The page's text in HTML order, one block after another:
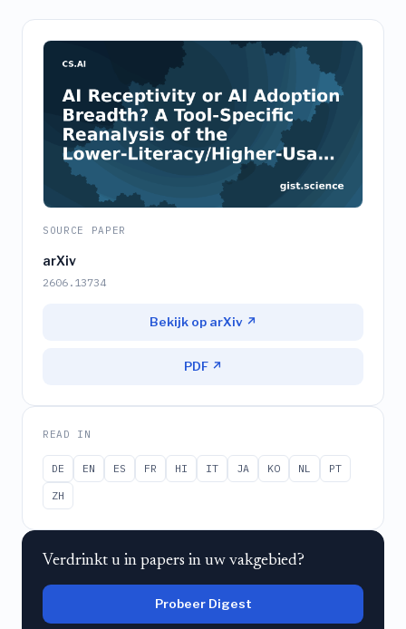
SOURCE PAPER
arXiv
2606.13734
Bekijk op arXiv ↗
PDF ↗
READ IN
DE EN ES FR HI IT JA KO NL
PT
ZH
Verdrinkt u in papers in uw vakgebied?
Probeer Digest